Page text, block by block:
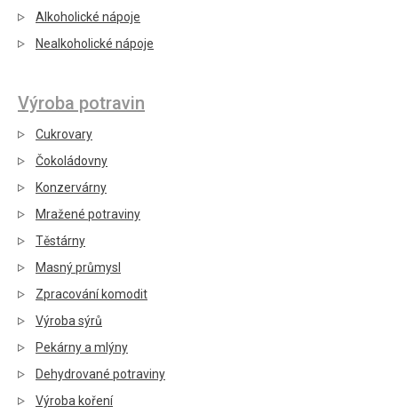
Alkoholické nápoje
Nealkoholické nápoje
Výroba potravin
Cukrovary
Čokoládovny
Konzervárny
Mražené potraviny
Těstárny
Masný průmysl
Zpracování komodit
Výroba sýrů
Pekárny a mlýny
Dehydrované potraviny
Výroba koření